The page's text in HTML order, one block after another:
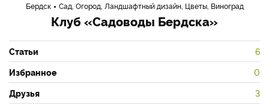
Бердск Сад, Огород, Ландшафтный дизайн, Цветы, Виноград
Клуб «Садоводы Бердска»
Статьи 6
Избранное 0
Друзья 3